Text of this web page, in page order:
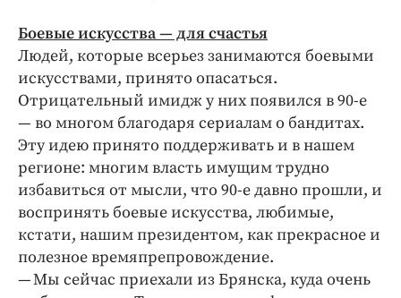
Боевые искусства — для счастья
Людей, которые всерьез занимаются боевыми
искусствами, принято опасаться.
Отрицательный имидж у них появился в 90‑е
— во многом благодаря сериалам о бандитах.
Эту идею принято поддерживать и в нашем
регионе: многим власть имущим трудно
избавиться от мысли, что 90‑е давно прошли, и
воспринять боевые искусства, любимые,
кстати, нашим президентом, как прекрасное и
полезное времяпрепровождение.
— Мы сейчас приехали из Брянска, куда очень